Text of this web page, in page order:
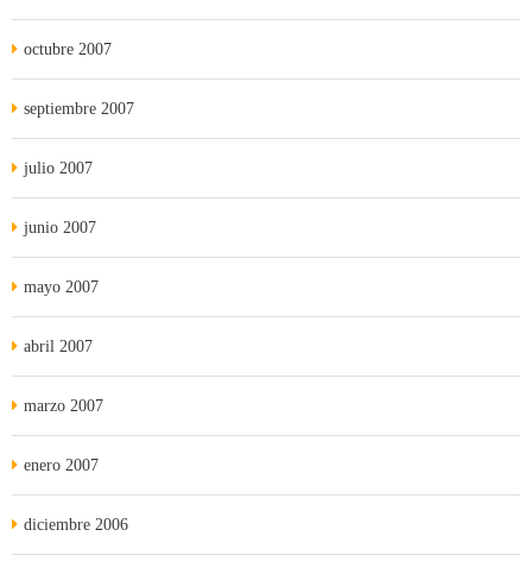
octubre 2007
septiembre 2007
julio 2007
junio 2007
mayo 2007
abril 2007
marzo 2007
enero 2007
diciembre 2006